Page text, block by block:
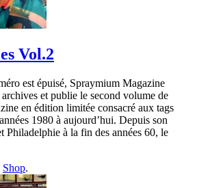
Vol.2
est épuisé, Spraymium Magazine
et publie le second volume de
en édition limitée consacré aux tags
1980 à aujourd’hui. Depuis son
Philadelphie à la fin des années 60, le
Shop.